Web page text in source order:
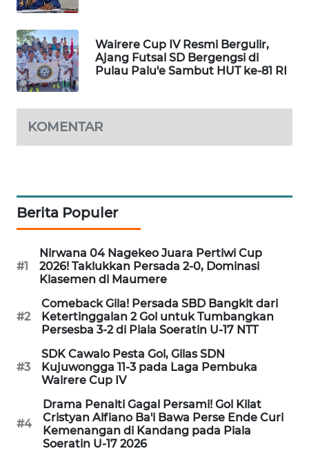
Wairere Cup IV Resmi Bergulir,
Ajang Futsal SD Bergengsi di
Pulau Palu'e Sambut HUT ke-81 RI
KOMENTAR
Berita Populer
#1
Nirwana 04 Nagekeo Juara Pertiwi Cup
2026! Taklukkan Persada 2-0, Dominasi
Klasemen di Maumere
#2
Comeback Gila! Persada SBD Bangkit dari
Ketertinggalan 2 Gol untuk Tumbangkan
Persesba 3-2 di Piala Soeratin U-17 NTT
#3
SDK Cawalo Pesta Gol, Gilas SDN
Kujuwongga 11-3 pada Laga Pembuka
Wairere Cup IV
#4
Drama Penalti Gagal Persami! Gol Kilat
Cristyan Alfiano Ba'i Bawa Perse Ende Curi
Kemenangan di Kandang pada Piala
Soeratin U-17 2026